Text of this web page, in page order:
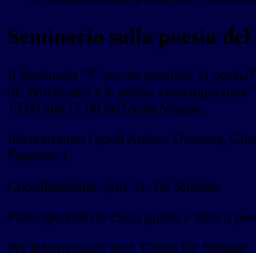
Seminario sulla poesia del
Il Seminario "E' ancora possibile la
del Novecento e la poesia
15.00 alle 17.00 nell'Aula Magna.
Interverranno i poeti Andrea Donaera,
Paganucci.
Coordinamento: prof. G. De Simone.
Parteciperanno le classi quinte e tutto il
Per informazioni: prof. Guido De Simone.